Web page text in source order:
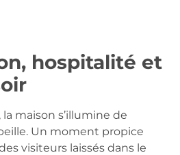
hospitalité et
maison s’illumine de
Un moment propice
visiteurs laissés dans le